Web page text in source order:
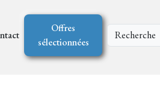
Offres
sélectionnées
Recherche